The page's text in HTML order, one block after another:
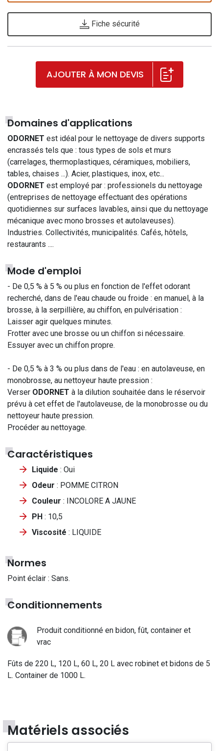
Fiche sécurité
AJOUTER À MON DEVIS
Domaines d'applications
ODORNET est idéal pour le nettoyage de divers supports
encrassés tels que : tous types de sols et murs
(carrelages, thermoplastiques, céramiques, mobiliers,
tables, chaises ...). Acier, plastiques, inox, etc...
ODORNET est employé par : professionels du nettoyage
(entreprises de nettoyage effectuant des opérations
quotidiennes sur surfaces lavables, ainsi que du nettoyage
mécanique avec mono brosses et autolaveuses).
Industries. Collectivités, municipalités. Cafés, hôtels,
restaurants ....
Mode d'emploi
- De 0,5 % à 5 % ou plus en fonction de l'effet odorant
recherché, dans de l'eau chaude ou froide : en manuel, à la
brosse, à la serpillière, au chiffon, en pulvérisation :
Laisser agir quelques minutes.
Frotter avec une brosse ou un chiffon si nécessaire.
Essuyer avec un chiffon propre.
- De 0,5 % à 3 % ou plus dans de l'eau : en autolaveuse, en
monobrosse, au nettoyeur haute pression :
Verser ODORNET à la dilution souhaitée dans le réservoir
prévu à cet effet de l'autolaveuse, de la monobrosse ou du
nettoyeur haute pression.
Procéder au nettoyage.
Caractéristiques
Liquide : Oui
Odeur : POMME CITRON
Couleur : INCOLORE A JAUNE
PH : 10,5
Viscosité : LIQUIDE
Normes
Point éclair : Sans.
Conditionnements
Produit conditionné en bidon, fût, container et
vrac
Fûts de 220 L, 120 L, 60 L, 20 L avec robinet et bidons de 5
L. Container de 1000 L.
Matériels associés